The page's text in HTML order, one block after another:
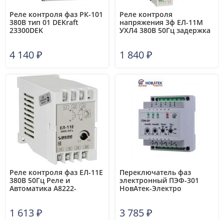
Реле контроля фаз РК-101
380В тип 01 DEKraft
23300DEK
4 140₽
Реле контроля
напряжения 3ф ЕЛ-11М
УХЛ4 380В 50Гц задержка
5А 2п Реле и Автоматика
1 840₽
Реле контроля фаз ЕЛ-11Е
380В 50Гц Реле и
Автоматика A8222-
1 613₽
Переключатель фаз
электронный ПЭФ-301
НовАтек-Электро
3 785₽